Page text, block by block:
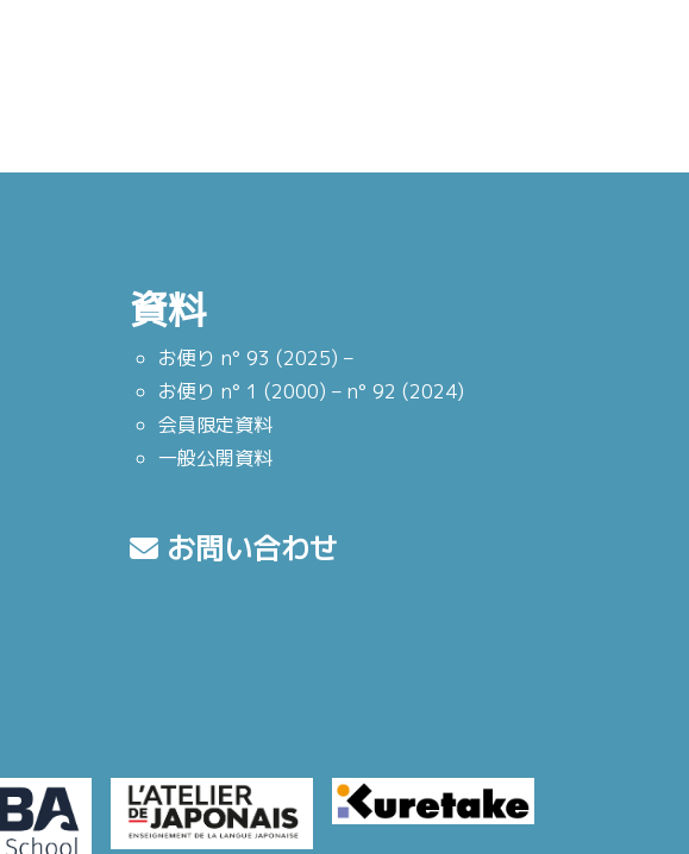
資料
お便り n° 93 (2025) –
お便り n° 1 (2000) – n° 92 (2024)
会員限定資料
一般公開資料
お問い合わせ